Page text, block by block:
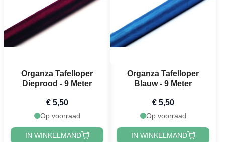
Organza Tafelloper
Dieprood - 9 Meter
€ 5,50
Op voorraad
IN WINKELMAND
Organza Tafelloper
Blauw - 9 Meter
€ 5,50
Op voorraad
IN WINKELMAND